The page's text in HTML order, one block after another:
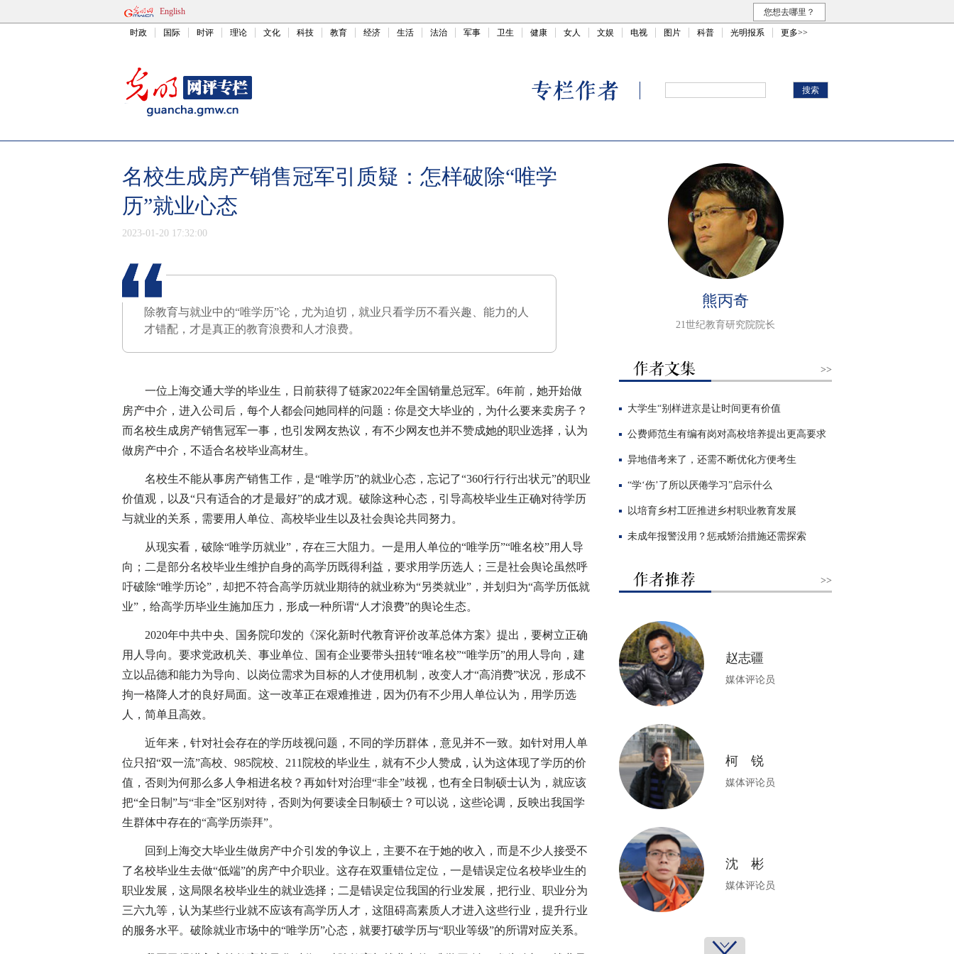
English 您想去哪里？
时政 国际 时评 理论 文化 科技 教育 经济 生活 法治 军事 卫生 健康 女人 文娱 电视 图片 科普 光明报系 更多>>
名校生成房产销售冠军引质疑：怎样破除“唯学
历”就业心态
2023-01-20 17:32:00
除教育与就业中的“唯学历”论，尤为迫切，就业只看学历不看兴趣、能力的人
才错配，才是真正的教育浪费和人才浪费。
一位上海交通大学的毕业生，日前获得了链家2022年全国销量总冠军。6年前，她开始做
房产中介，进入公司后，每个人都会问她同样的问题：你是交大毕业的，为什么要来卖房子？
而名校生成房产销售冠军一事，也引发网友热议，有不少网友也并不赞成她的职业选择，认为
做房产中介，不适合名校毕业高材生。
名校生不能从事房产销售工作，是“唯学历”的就业心态，忘记了“360行行行出状元”的职业
价值观，以及“只有适合的才是最好”的成才观。破除这种心态，引导高校毕业生正确对待学历
与就业的关系，需要用人单位、高校毕业生以及社会舆论共同努力。
从现实看，破除“唯学历就业”，存在三大阻力。一是用人单位的“唯学历”“唯名校”用人导
向；二是部分名校毕业生维护自身的高学历既得利益，要求用学历选人；三是社会舆论虽然呼
吁破除“唯学历论”，却把不符合高学历就业期待的就业称为“另类就业”，并划归为“高学历低就
业”，给高学历毕业生施加压力，形成一种所谓“人才浪费”的舆论生态。
2020年中共中央、国务院印发的《深化新时代教育评价改革总体方案》提出，要树立正确
用人导向。要求党政机关、事业单位、国有企业要带头扭转“唯名校”“唯学历”的用人导向，建
立以品德和能力为导向、以岗位需求为目标的人才使用机制，改变人才“高消费”状况，形成不
拘一格降人才的良好局面。这一改革正在艰难推进，因为仍有不少用人单位认为，用学历选
人，简单且高效。
近年来，针对社会存在的学历歧视问题，不同的学历群体，意见并不一致。如针对用人单
位只招“双一流”高校、985院校、211院校的毕业生，就有不少人赞成，认为这体现了学历的价
值，否则为何那么多人争相进名校？再如针对治理“非全”歧视，也有全日制硕士认为，就应该
把“全日制”与“非全”区别对待，否则为何要读全日制硕士？可以说，这些论调，反映出我国学
生群体中存在的“高学历崇拜”。
回到上海交大毕业生做房产中介引发的争议上，主要不在于她的收入，而是不少人接受不
了名校毕业生去做“低端”的房产中介职业。这存在双重错位定位，一是错误定位名校毕业生的
职业发展，这局限名校毕业生的就业选择；二是错误定位我国的行业发展，把行业、职业分为
三六九等，认为某些行业就不应该有高学历人才，这阻碍高素质人才进入这些行业，提升行业
的服务水平。破除就业市场中的“唯学历”心态，就要打破学历与“职业等级”的所谓对应关系。
熊丙奇
21世纪教育研究院院长
>>
大学生“别样进京是让时间更有价值
公费师范生有编有岗对高校培养提出更高要求
异地借考来了，还需不断优化方便考生
“学‘伤’了所以厌倦学习”启示什么
以培育乡村工匠推进乡村职业教育发展
未成年报警没用？惩戒矫治措施还需探索
>>
赵志疆
媒体评论员
柯 锐
媒体评论员
沈 彬
媒体评论员